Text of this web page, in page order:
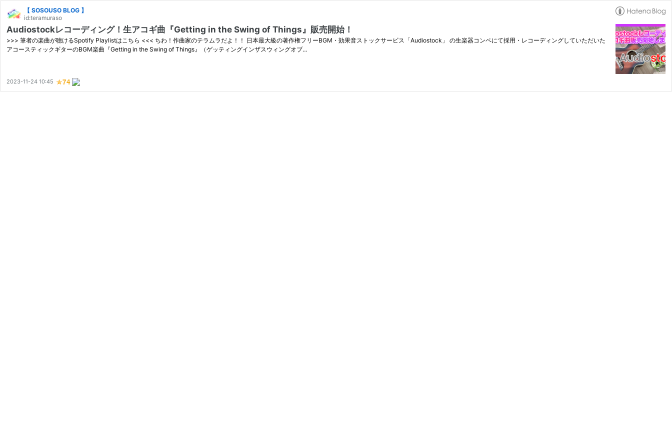
【 SOSOUSO BLOG 】
id:teramuraso
Audiostockレコーディング！生アコギ曲『Getting in the Swing of Things』販売開始！
>>> 筆者の楽曲が聴けるSpotify Playlistはこちら <<< ちわ！作曲家のテラムラだよ！！ 日本最大級の著作権フリーBGM・効果音ストックサービス「Audiostock」 の生楽器コンペにて採用・レコーディングしていただいた
アコースティックギターのBGM楽曲『Getting in the Swing of Things』（ゲッティングインザスウィングオブ…
2023-11-24 10:45